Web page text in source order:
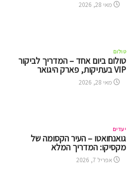
מאי 28, 2026
טולום
טולום ביום אחד – המדריך לביקור
VIP בעתיקות, פארק היגואר
מאי 28, 2026
יעדים
גואנחואטו – העיר הקסומה של
מקסיקו: המדריך המלא
אפריל 7, 2026